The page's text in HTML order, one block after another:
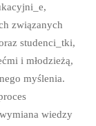
związanych
studenci_tki,
i młodzieżą,
myślenia.
wiedzy